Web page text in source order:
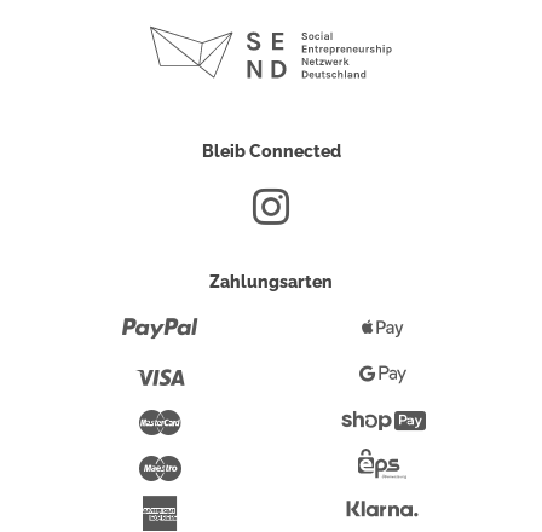
Bleib Connected
Zahlungsarten
Maestro
Pay
Google
Pay
Überweisung